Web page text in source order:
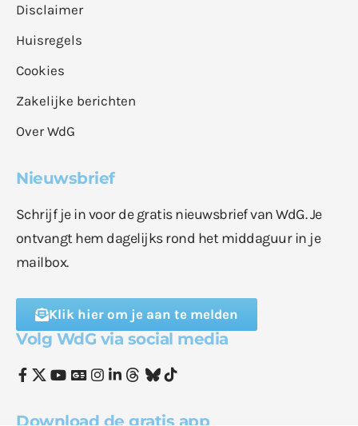
Disclaimer
Huisregels
Cookies
Zakelijke berichten
Over WdG
Nieuwsbrief
Schrijf je in voor de gratis nieuwsbrief van WdG. Je
ontvangt hem dagelijks rond het middaguur in je
mailbox.
Klik hier om je aan te melden
Volg WdG via social media
Download de gratis app